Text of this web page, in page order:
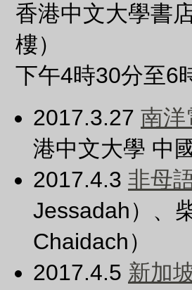
香港中文大學書
樓）
下午4時30分至6
2017.3.27 南洋
港中文大學 中
2017.4.3 非母
Jessadah）、
Chaidach）
2017.4.5 新加